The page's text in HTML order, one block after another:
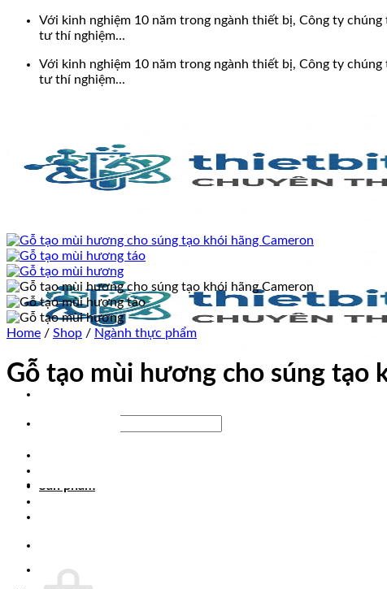
dung
Với kinh nghiệm 10 năm trong ngành thiết bị, Công ty
tư thí nghiệm...
Với kinh nghiệm 10 năm trong ngành thiết bị, Công ty
tư thí nghiệm...
Sản phẩm
Home / Shop / Ngành thực phẩm
Gỗ tạo mùi hương cho súng tạo